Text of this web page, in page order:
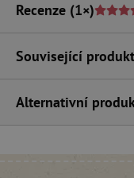
Recenze (1×)
Související
Alternativní